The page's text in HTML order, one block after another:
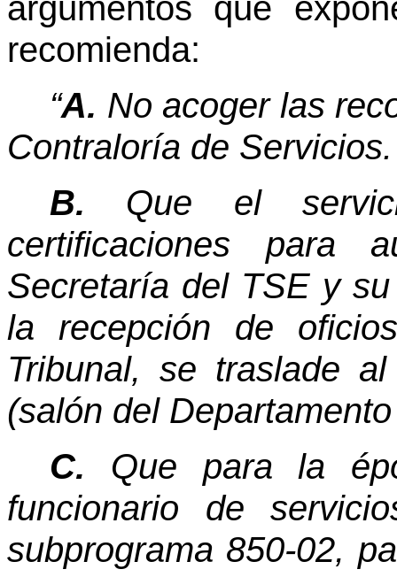
argumentos que
recomienda:
“A. No acoger las
Contraloría de Servicios.
B. Que el
certificaciones para
Secretaría del TSE y
la recepción de
Tribunal, se traslade
(salón del
C. Que para la
funcionario de
subprograma 850-02,